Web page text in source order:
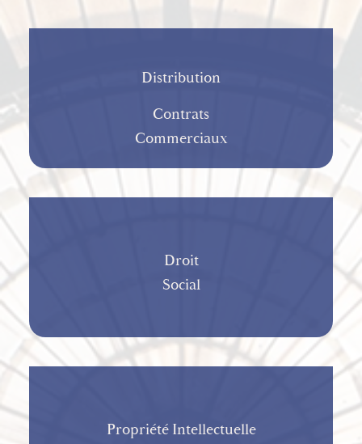
Distribution
Contrats
Commerciaux
Droit
Social
Propriété Intellectuelle